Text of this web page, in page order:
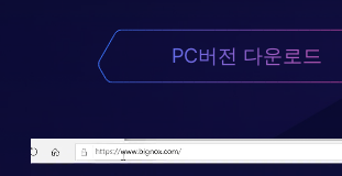
PC버전 다운로드